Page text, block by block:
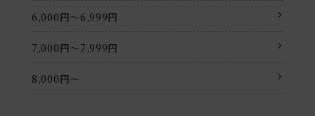
6,000円〜6,999円
7,000円〜7,999円
8,000円〜